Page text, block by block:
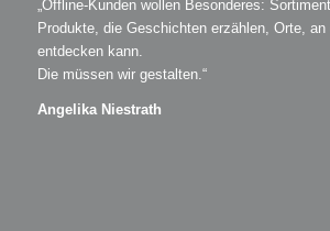
„Offline-Kunden wollen Besonderes:
Produkte, die Geschichten erzählen, Orte, an
entdecken kann.
Die müssen wir gestalten.“
Angelika Niestrath